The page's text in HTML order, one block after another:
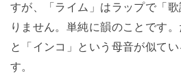
すが、「ライム」はラップで「
りません。単純に韻のことです。
と「インコ」という母音が似て
す。